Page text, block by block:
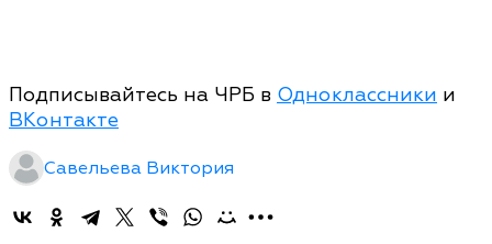
Подписывайтесь на ЧРБ в Одноклассники и
ВКонтакте
Савельева Виктория